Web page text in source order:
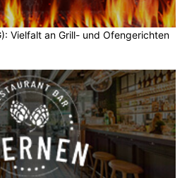
Vielfalt an Grill- und Ofengerichten